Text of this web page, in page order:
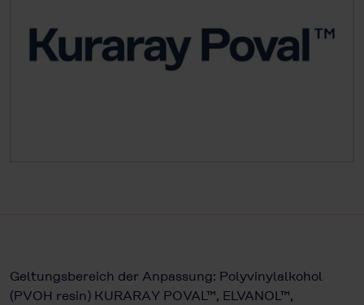
Geltungsbereich der Anpassung: Polyvinylalkohol
(PVOH resin) KURARAY POVAL™, ELVANOL™,